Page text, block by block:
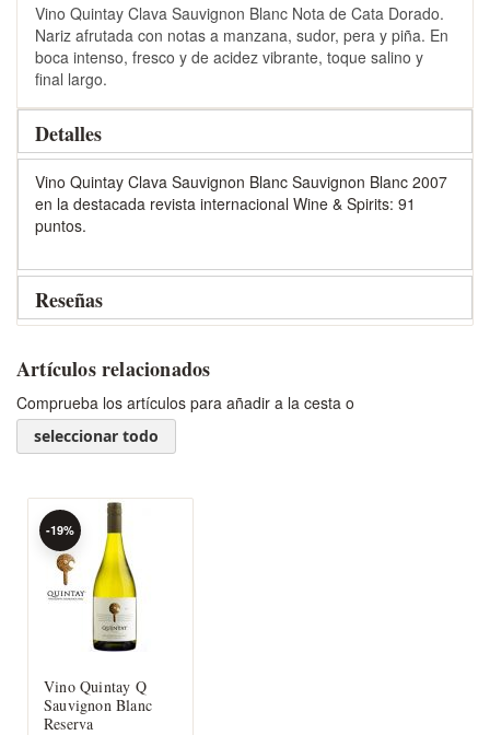
Vino Quintay Clava Sauvignon Blanc Nota de Cata Dorado.
Nariz afrutada con notas a manzana, sudor, pera y piña. En
boca intenso, fresco y de acidez vibrante, toque salino y
final largo.
Detalles
Vino Quintay Clava Sauvignon Blanc Sauvignon Blanc 2007
en la destacada revista internacional Wine & Spirits: 91
puntos.
Reseñas
Artículos relacionados
Comprueba los artículos para añadir a la cesta o
seleccionar todo
Vino Quintay Q
Sauvignon Blanc
Reserva
-19%